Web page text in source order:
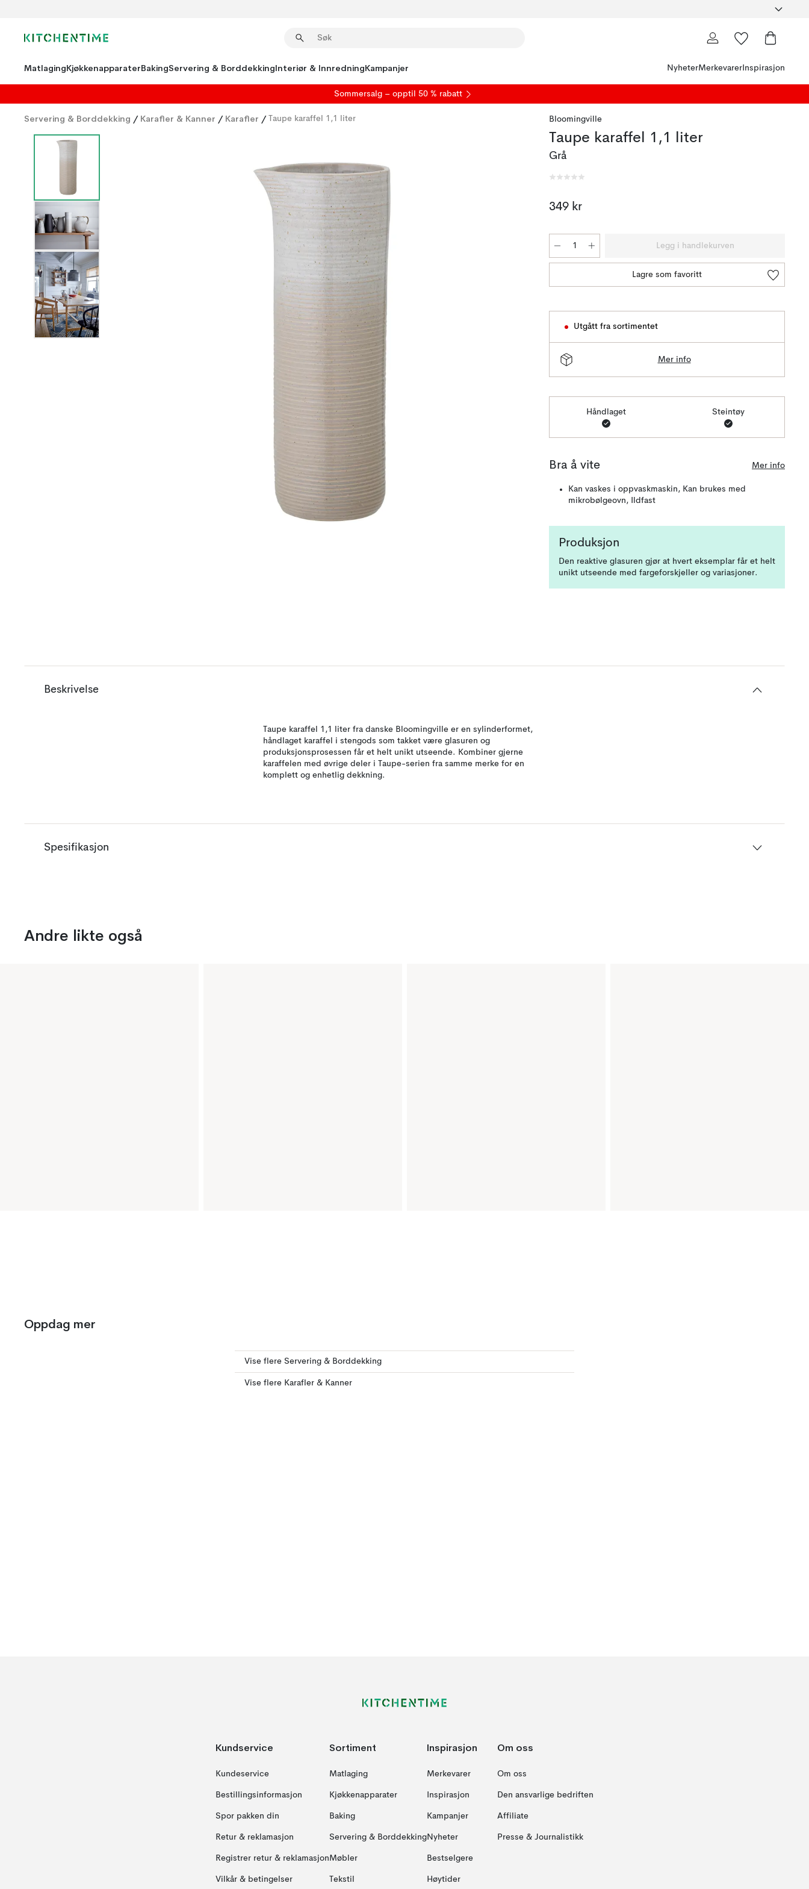
MatlagingKjøkkenapparaterBakingServering & BorddekkingInteriør & InnredningKampanjer NyheterMerkevarer Inspirasjon
Sommersalg – opptil 50 % rabatt
Servering & Borddekking / Karafler & Kanner / Karafler / Taupe karaffel 1,1 liter Bloomingville
Taupe karaffel 1,1 liter
Grå
349 kr
Legg i handlekurven
Lagre som favoritt
Utgått fra sortimentet
Mer info
Håndlaget Steintøy
Bra å vite Mer info
Kan vaskes i oppvaskmaskin, Kan brukes med
mikrobølgeovn, Ildfast
Produksjon
Den reaktive glasuren gjør at hvert eksemplar får et helt
unikt utseende med fargeforskjeller og variasjoner.
Beskrivelse
Taupe karaffel 1,1 liter fra danske Bloomingville er en sylinderformet,
håndlaget karaffel i stengods som takket være glasuren og
produksjonsprosessen får et helt unikt utseende. Kombiner gjerne
karaffelen med øvrige deler i Taupe-serien fra samme merke for en
komplett og enhetlig dekkning.
Spesifikasjon
Andre likte også
Oppdag mer
Vise flere Servering & Borddekking
Vise flere Karafler & Kanner
Kundservice
Kundeservice
Bestillingsinformasjon
Spor pakken din
Retur & reklamasjon
Registrer retur & reklamasjon
Vilkår & betingelser
Sortiment
Matlaging
Kjøkkenapparater
Baking
Servering & Borddekking
Møbler
Tekstil
Inspirasjon
Merkevarer
Inspirasjon
Kampanjer
Nyheter
Bestselgere
Høytider
Om oss
Om oss
Den ansvarlige bedriften
Affiliate
Presse & Journalistikk